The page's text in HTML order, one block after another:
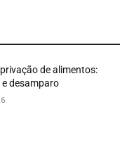
de alimentos:
desamparo